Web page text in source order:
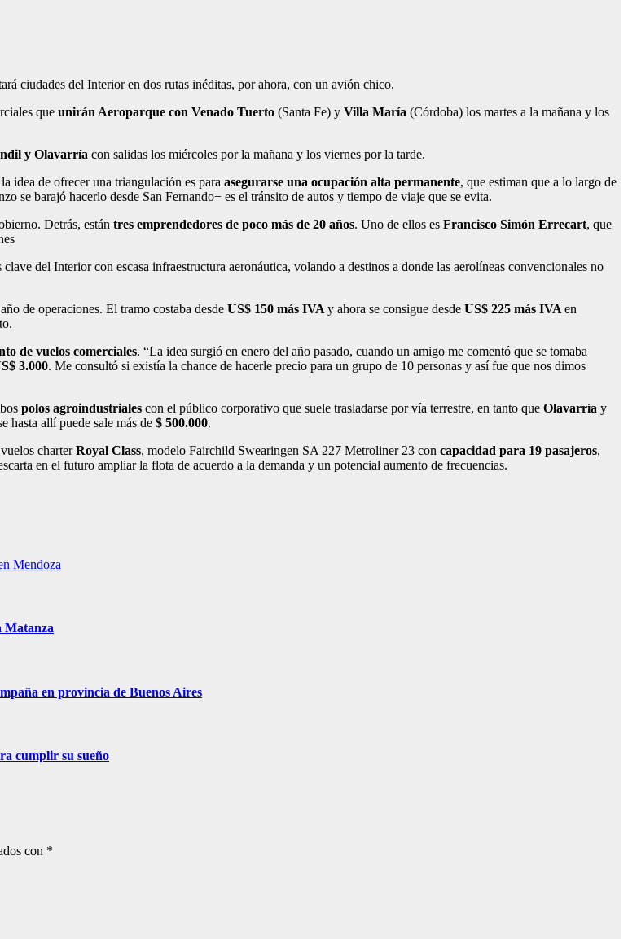
ciudades del Interior en dos rutas inéditas, por ahora, con un avión chico.
que unirán Aeroparque con Venado Tuerto (Santa Fe) y Villa María (Córdoba) los martes a la mañana y los
y Olavarría con salidas los miércoles por la mañana y los viernes por la tarde.
la idea de ofrecer una triangulación es para asegurarse una ocupación alta permanente, que estiman que a lo largo de
se barajó hacerlo desde San Fernando− es el tránsito de autos y tiempo de viaje que se evita.
Detrás, están tres emprendedores de poco más de 20 años. Uno de ellos es Francisco Simón Errecart, que
clave del Interior con escasa infraestructura aeronáutica, volando a destinos a donde las aerolíneas convencionales no
de operaciones. El tramo costaba desde US$ 150 más IVA y ahora se consigue desde US$ 225 más IVA en
de vuelos comerciales. “La idea surgió en enero del año pasado, cuando un amigo me comentó que se tomaba
3.000. Me consultó si existía la chance de hacerle precio para un grupo de 10 personas y así fue que nos dimos
polos agroindustriales con el público corporativo que suele trasladarse por vía terrestre, en tanto que Olavarría y
hasta allí puede sale más de $ 500.000.
charterRoyal Class, modelo Fairchild Swearingen SA 227 Metroliner 23 con capacidad para 19 pasajeros,
en el futuro ampliar la flota de acuerdo a la demanda y un potencial aumento de frecuencias.
Mendoza
Matanza
en provincia de Buenos Aires
cumplir su sueño
con *